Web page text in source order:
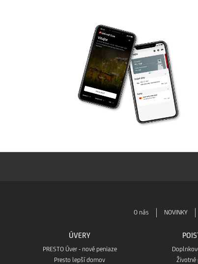
O nás NOVINKY
ÚVERY
PRESTO Úver - nové peniaze
Presto lepší domov
Životné